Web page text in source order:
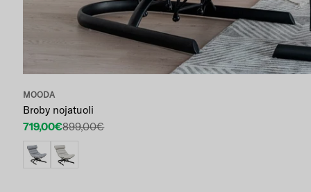
MOODA
Broby nojatuoli
Etuhinta
719,00€
Normaalihinta
899,00€